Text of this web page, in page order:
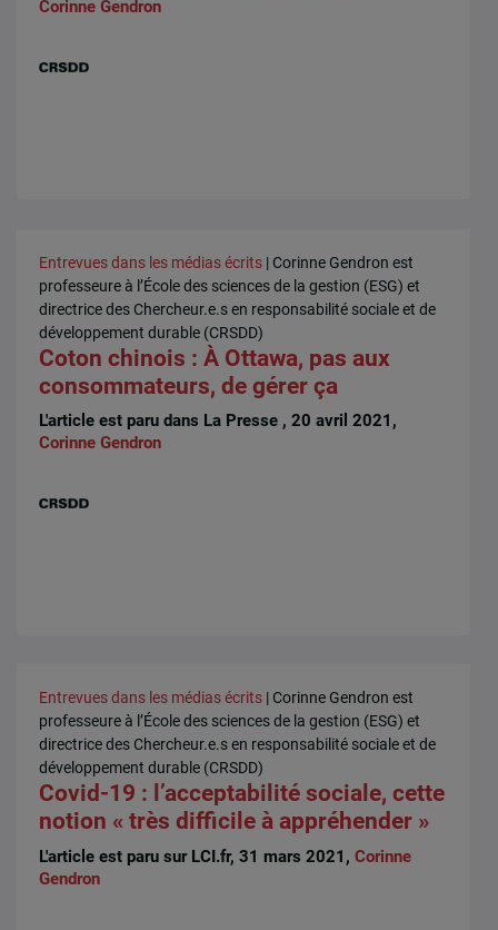
Corinne Gendron
Entrevues dans les médias écrits | Corinne Gendron est
professeure à l’École des sciences de la gestion (ESG) et
directrice des Chercheur.e.s en responsabilité sociale et de
développement durable (CRSDD)
Coton chinois : À Ottawa, pas aux
consommateurs, de gérer ça
L'article est paru dans La Presse , 20 avril 2021,
Corinne Gendron
Entrevues dans les médias écrits | Corinne Gendron est
professeure à l’École des sciences de la gestion (ESG) et
directrice des Chercheur.e.s en responsabilité sociale et de
développement durable (CRSDD)
Covid-19 : l’acceptabilité sociale, cette
notion « très difficile à appréhender »
L'article est paru sur LCI.fr, 31 mars 2021,Corinne
Gendron